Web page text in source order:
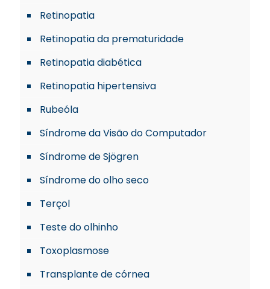
Retinopatia
Retinopatia da prematuridade
Retinopatia diabética
Retinopatia hipertensiva
Rubeóla
Síndrome da Visão do Computador
Síndrome de Sjögren
Síndrome do olho seco
Terçol
Teste do olhinho
Toxoplasmose
Transplante de córnea